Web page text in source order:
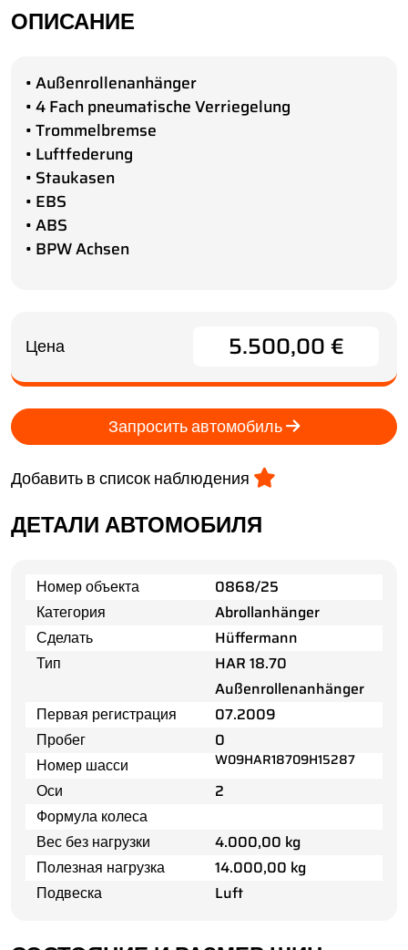
ОПИСАНИЕ
• Außenrollenanhänger
• 4 Fach pneumatische Verriegelung
• Trommelbremse
• Luftfederung
• Staukasen
• EBS
• ABS
• BPW Achsen
Цена 5.500,00 €
Запросить автомобиль
Добавить в список наблюдения
ДЕТАЛИ АВТОМОБИЛЯ
Номер объекта
0868/25
Категория
Abrollanhänger
Сделать
Hüffermann
Тип
HAR 18.70
Außenrollenanhänger
Первая регистрация
07.2009
Пробег
0
Номер шасси
W09HAR18709H15287
Оси
2
Формула колеса
Вес без нагрузки
4.000,00 kg
Полезная нагрузка
14.000,00 kg
Подвеска
Luft